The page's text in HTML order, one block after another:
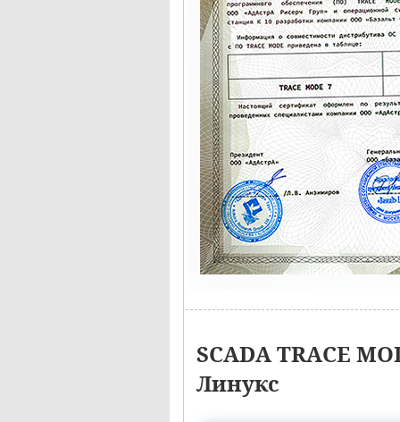
SCADA TRACE
Линукс